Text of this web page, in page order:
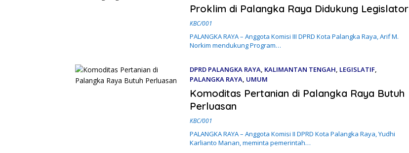
24 April 2026
Proklim di Palangka Raya Didukung Legislator
KBC/001
PALANGKA RAYA – Anggota Komisi III DPRD Kota Palangka Raya, Arif M.
Norkim mendukung Program…
DPRD PALANGKA RAYA, KALIMANTAN TENGAH, LEGISLATIF,
PALANGKA RAYA, UMUM
26 Maret 2026
Komoditas Pertanian di Palangka Raya Butuh
Perluasan
KBC/001
PALANGKA RAYA – Anggota Komisi II DPRD Kota Palangka Raya, Yudhi
Karlianto Manan, meminta pemerintah…